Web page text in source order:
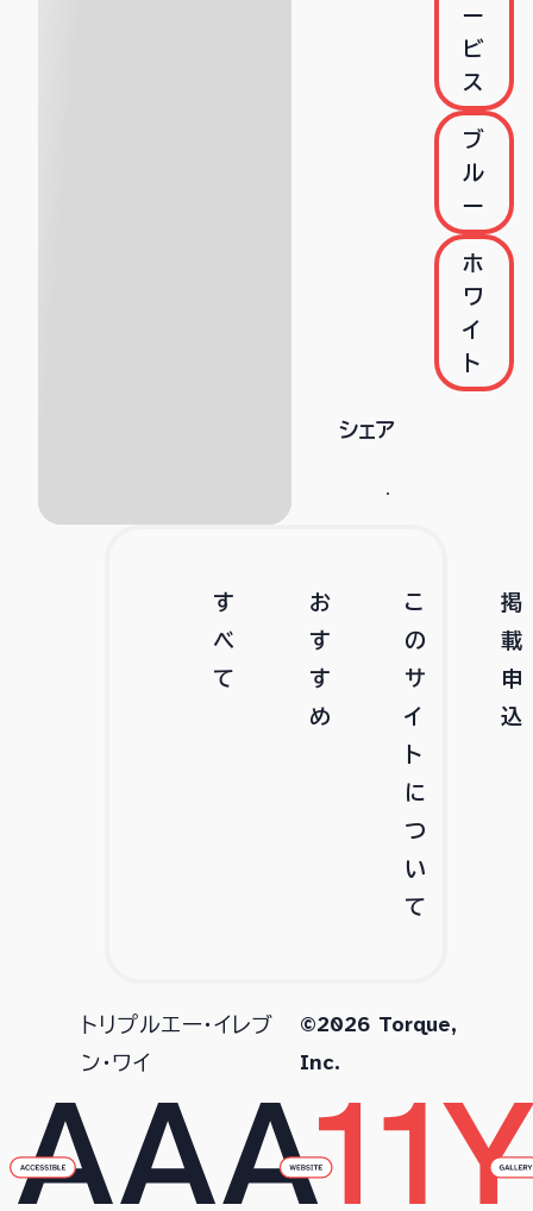
ー
ビ
ス
ブ
ル
ー
ホ
ワ
イ
ト
シェア
す
べ
て
お
す
す
め
こ
の
サ
イ
ト
に
つ
い
て
掲
載
申
込
トリプルエー・イレブ
ン・ワイ
©2026 Torque,
Inc.